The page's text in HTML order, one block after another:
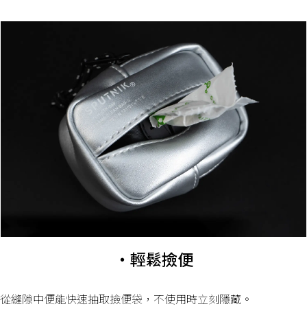
・輕鬆撿便
從縫隙中便能快速抽取撿便袋，不使用時立刻隱藏。